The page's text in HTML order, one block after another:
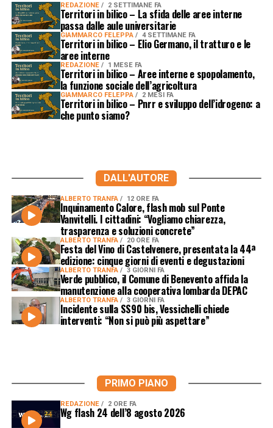
REDAZIONE 2 SETTIMANE FA
Territori in bilico – La sfida delle aree interne
passa dalle aule universitarie
GIAMMARCO FELEPPA 4 SETTIMANE FA
Territori in bilico – Elio Germano, il tratturo e le
aree interne
REDAZIONE 1 MESE FA
Territori in bilico – Aree interne e spopolamento,
la funzione sociale dell’agricoltura
GIAMMARCO FELEPPA 2 MESI FA
Territori in bilico – Pnrr e sviluppo dell’idrogeno: a
che punto siamo?
DALL'AUTORE
ALBERTO TRANFA 12 ORE FA
Inquinamento Calore, flash mob sul Ponte
Vanvitelli. I cittadini: “Vogliamo chiarezza,
trasparenza e soluzioni concrete”
ALBERTO TRANFA 20 ORE FA
Festa del Vino di Castelvenere, presentata la 44ª
edizione: cinque giorni di eventi e degustazioni
ALBERTO TRANFA 3 GIORNI FA
Verde pubblico, il Comune di Benevento affida la
manutenzione alla cooperativa lombarda DEPAC
ALBERTO TRANFA 3 GIORNI FA
Incidente sulla SS90 bis, Vessichelli chiede
interventi: “Non si può più aspettare”
PRIMO PIANO
REDAZIONE 2 ORE FA
Wg flash 24 dell’8 agosto 2026